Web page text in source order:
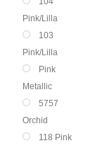
Pink/Lilla
103
Pink/Lilla
Pink
Metallic
5757
Orchid
118 Pink